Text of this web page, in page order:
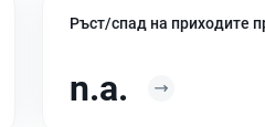
Ръст/спад на приходите
n.a.